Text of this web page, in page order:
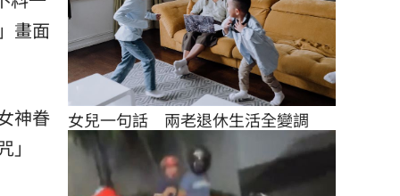
畫面
神眷
女兒一句話　兩老退休生活全變調